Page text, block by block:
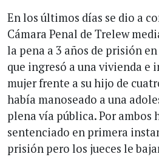
En los últimos días se dio a
Cámara Penal de Trelew
la pena a 3 años de prisión
que ingresó a una vivienda e
mujer frente a su hijo de
había manoseado a una
plena vía pública. Por ambos
sentenciado en primera
prisión pero los jueces le